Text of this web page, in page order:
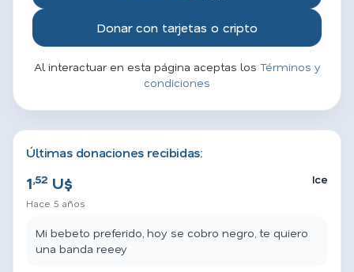
Donar con tarjetas o cripto
Al interactuar en esta página aceptas los Términos y
condiciones
Últimas donaciones recibidas:
1,52 U$
Hace 5 años
Ice
Mi bebeto preferido, hoy se cobro negro, te quiero
una banda reeey